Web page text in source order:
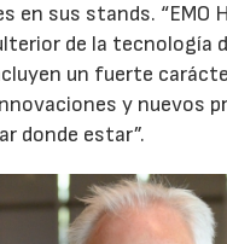
sus stands. “EMO
de la tecnología
un fuerte
y nuevos
donde estar”.